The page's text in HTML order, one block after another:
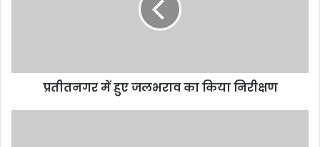
प्रतीतनगर में हुए जलभराव का किया निरीक्षण